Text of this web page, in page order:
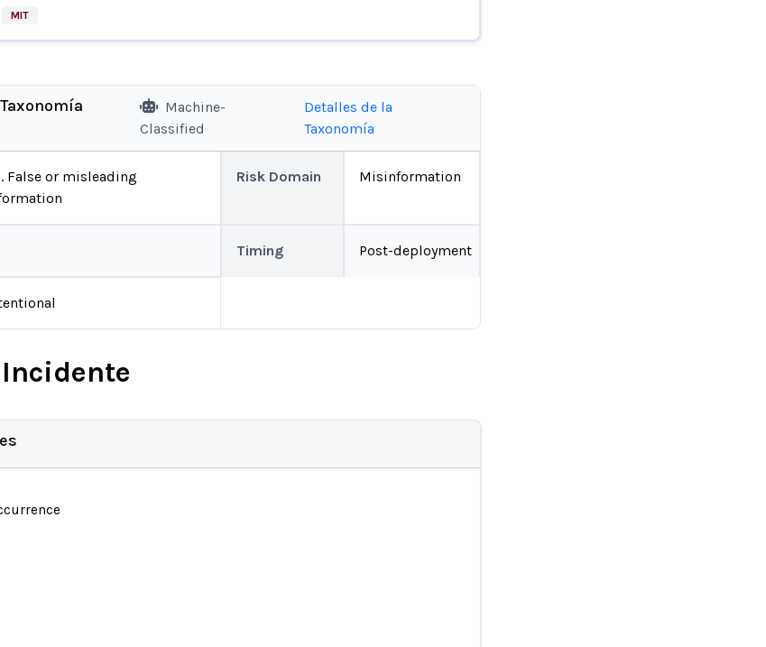
MIT
Machine-
Classified
Detalles de la
Taxonomía
False or misleading
Risk Domain Misinformation
Timing Post-deployment